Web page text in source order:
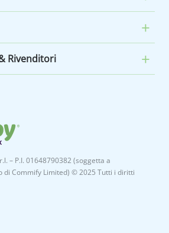
Rivenditori
– P.I. 01648790382 (soggetta a
di Commify Limited) © 2025 Tutti i diritti